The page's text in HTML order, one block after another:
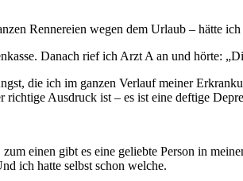
Rennereien wegen dem Urlaub – hätte
Danach rief ich Arzt A an und hörte:
die ich im ganzen Verlauf meiner
Ausdruck ist – es ist eine deftige
einen gibt es eine geliebte Person in
ich hatte selbst schon welche.